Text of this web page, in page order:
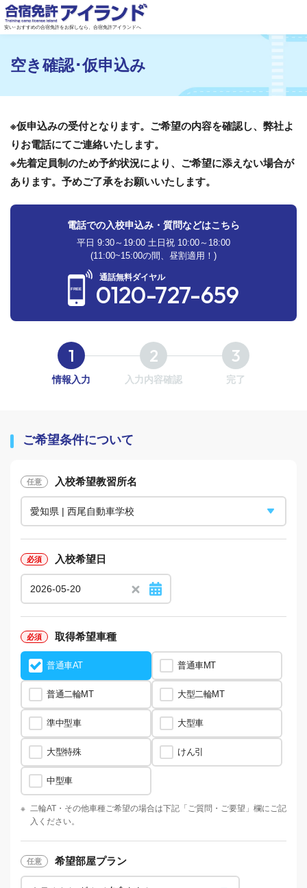
安い･おすすめの合宿免許をお探しなら、合宿免許アイランドへ
空き確認･仮申込み
※仮申込みの受付となります。ご希望の内容を確認し、弊社よ
りお電話にてご連絡いたします。
※先着定員制のため予約状況により、ご希望に添えない場合が
あります。予めご了承をお願いいたします。
電話での入校申込み・質問などはこちら
平日 9:30～19:00 土日祝 10:00～18:00
(11:00~15:00の間、昼割適用！)
通話無料ダイヤル
0120-727-659
情報入力 入力内容確認 完了
ご希望条件について
入校希望教習所名
入校希望日
取得希望車種
普通車AT 普通車MT
普通二輪MT 大型二輪MT
準中型車 大型車
大型特殊 けん引
中型車
※ 二輪AT・ その他車種ご希望の場合は下記「ご質問・ご要望」欄にご記
入ください。
希望部屋プラン